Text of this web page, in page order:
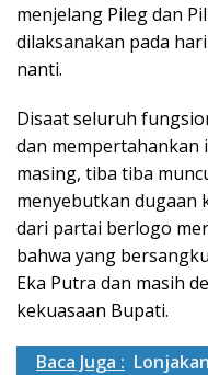
menjelang Pileg dan
dilaksanakan pada
nanti.
Disaat seluruh
dan mempertahankan
masing, tiba tiba
menyebutkan dugaan
dari partai berlogo
bahwa yang
Eka Putra dan masih
kekuasaan Bupati.
Baca Juga :